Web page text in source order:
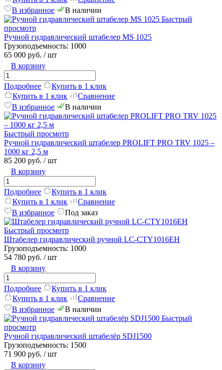
В избранное
В наличии
Быстрый
просмотр
Ручной гидравлический штабелер MS 1025
Грузоподъемность: 1000
65 000 руб. / шт
В корзину
Подробнее
Купить в 1 клик
Купить в 1 клик
Сравнение
В избранное
В наличии
Быстрый просмотр
Ручной гидравлический штабелер PROLIFT PRO TRV 1025 –
1000 кг 2,5 м
85 200 руб. / шт
В корзину
Подробнее
Купить в 1 клик
Купить в 1 клик
Сравнение
В избранное
Под заказ
Быстрый просмотр
Штабелер гидравлический ручной LC-CTY1016EH
Грузоподъемность: 1000
54 780 руб. / шт
В корзину
Подробнее
Купить в 1 клик
Купить в 1 клик
Сравнение
В избранное
В наличии
Быстрый
просмотр
Ручной гидравлический штабелёр SDJ1500
Грузоподъемность: 1500
71 900 руб. / шт
В корзину